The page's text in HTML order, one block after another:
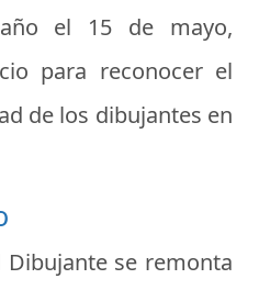
el 15 de mayo,
para reconocer el
de los dibujantes en
Dibujante se remonta